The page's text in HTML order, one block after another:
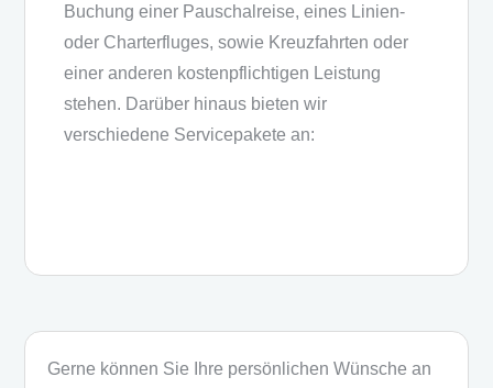
Buchung einer Pauschalreise, eines Linien-
oder Charterfluges, sowie Kreuzfahrten oder
einer anderen kostenpflichtigen Leistung
stehen. Darüber hinaus bieten wir
verschiedene Servicepakete an:
Gerne können Sie Ihre persönlichen Wünsche an